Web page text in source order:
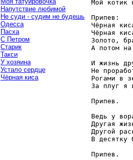
Напутствие любимой
Не суди - судим не будешь
Одесса
Пасха
С Петром
Старик
Такси
У хозяина
Устало сердце
Чёрная киса
Мой котик
Припев:
Чёрная
Чёрная
Золото,
А потом на
И жизнь
Не
Рогами в
За плуг я
Припев.
Ведь у
Другая
Другой
В десятку
Припев.